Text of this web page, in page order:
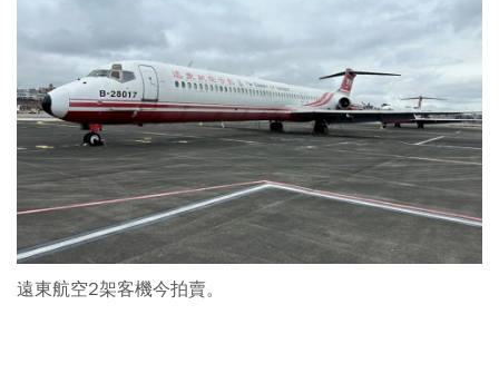
遠東航空2架客機今拍賣。